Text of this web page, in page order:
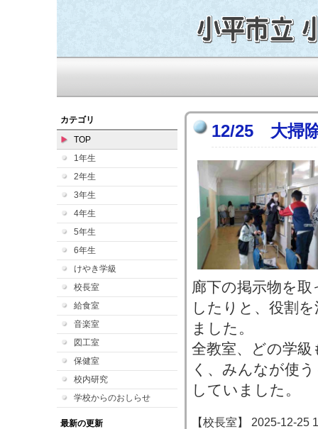
カテゴリ
TOP
1年生
2年生
3年生
4年生
5年生
6年生
けやき学級
校長室
給食室
音楽室
図工室
保健室
校内研究
学校からのおしらせ
最新の更新
12/25 大掃
廊下の掲示物を
したりと、役割
ました。
全教室、どの学
く、みんなが使
していました。
【校長室】 2025-12-25